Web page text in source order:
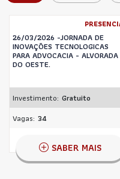
26/03/2026 -JORNADA DE
INOVAÇÕES TECNOLOGICAS
PARA ADVOCACIA - ALVORADA
DO OESTE.
Investimento: Gratuito
Vagas: 34
SABER MAIS